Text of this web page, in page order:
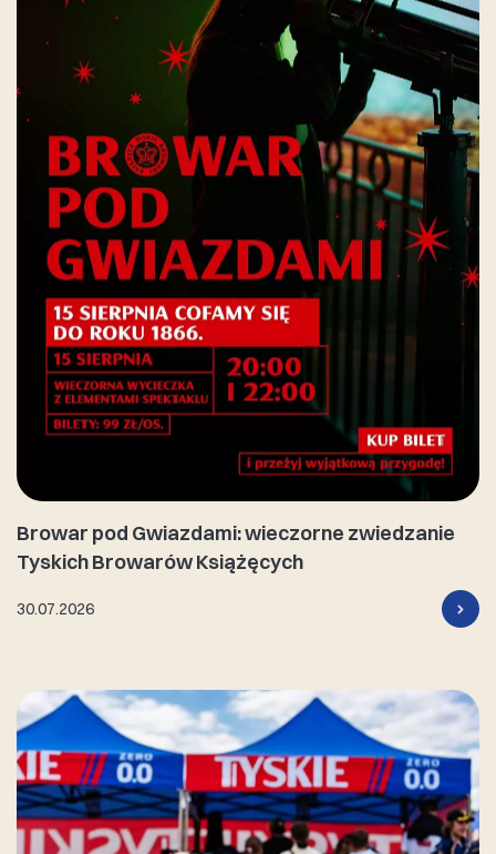
Browar pod Gwiazdami: wieczorne zwiedzanie
Tyskich Browarów Książęcych
30.07.2026